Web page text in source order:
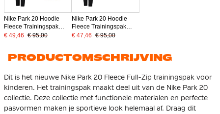
Nike Park 20 Hoodie
Fleece Trainingspak
Kids Geel Zwart
€ 49,46 € 95,00
Nike Park 20 Hoodie
Fleece Trainingspak
Kids Rood Zwart
€ 47,46 € 95,00
PRODUCTOMSCHRIJVING
Dit is het nieuwe Nike Park 20 Fleece Full-Zip trainingspak voor
kinderen. Het trainingspak maakt deel uit van de Nike Park 20
collectie. Deze collectie met functionele materialen en perfecte
pasvormen maken je sportieve look helemaal af. Draag dit